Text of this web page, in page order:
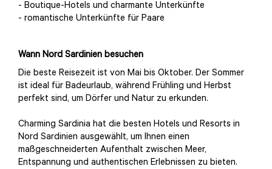
- Boutique-Hotels und charmante Unterkünfte
- romantische Unterkünfte für Paare
Wann Nord Sardinien besuchen
Die beste Reisezeit ist von Mai bis Oktober. Der Sommer
ist ideal für Badeurlaub, während Frühling und Herbst
perfekt sind, um Dörfer und Natur zu erkunden.
Charming Sardinia hat die besten Hotels und Resorts in
Nord Sardinien ausgewählt, um Ihnen einen
maßgeschneiderten Aufenthalt zwischen Meer,
Entspannung und authentischen Erlebnissen zu bieten.